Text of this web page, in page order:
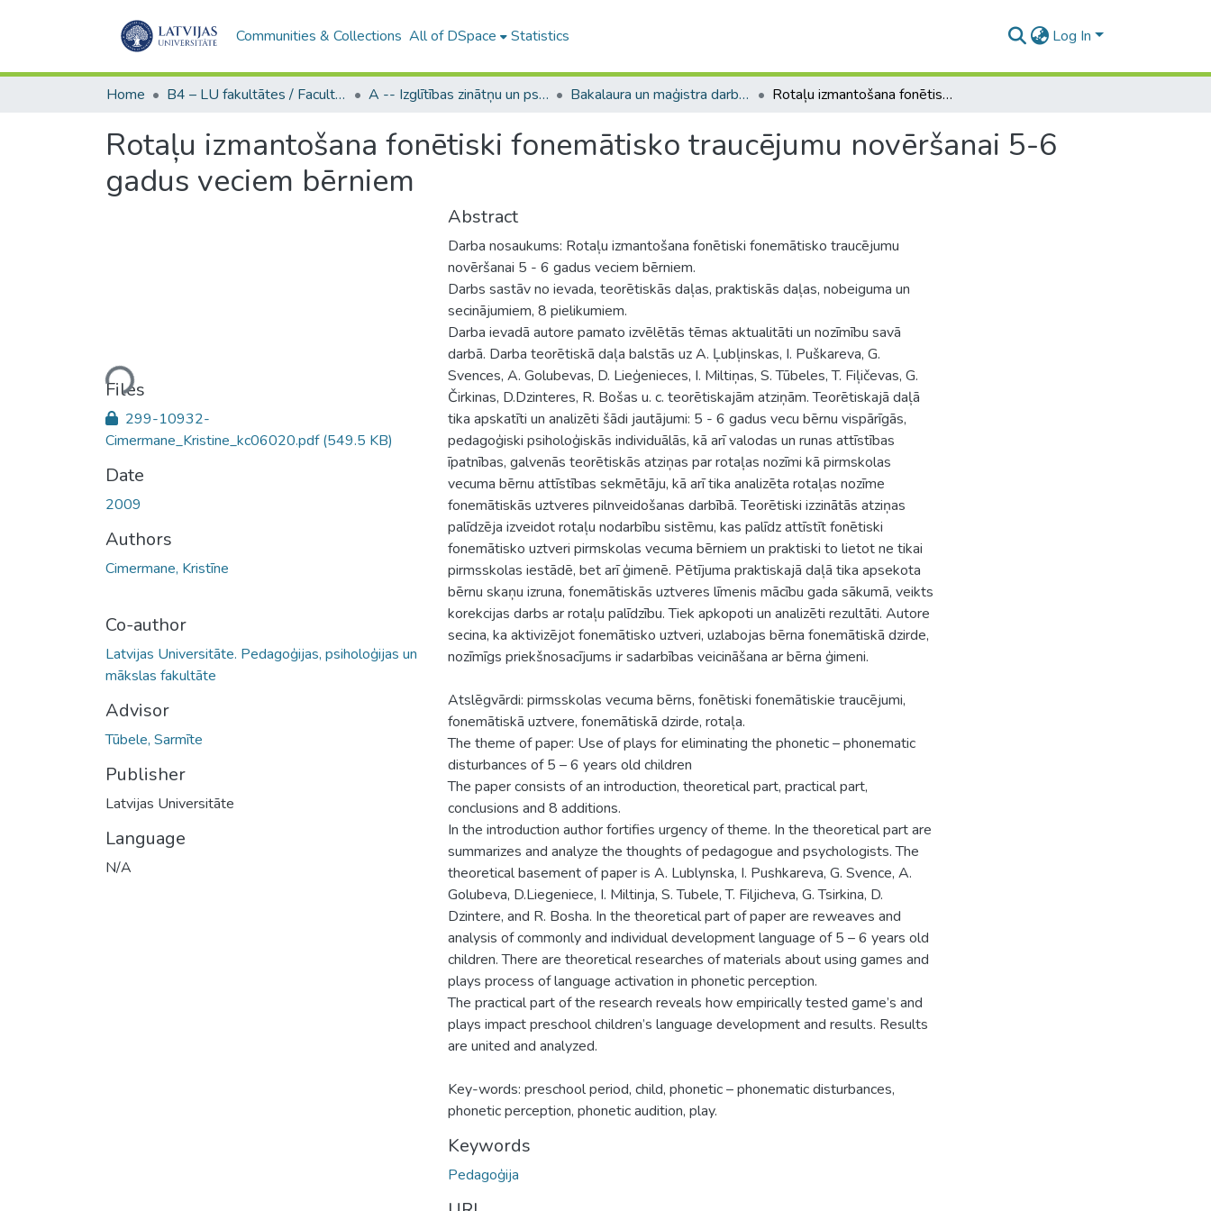
Communities & Collections All of DSpace Statistics Log In
Home B4 – LU fakultātes / Faculties of the UL A -- Izglītības zinātņu un psiholoģijas fakultāte / Faculty of Education Sciences and Psychology Bakalaura un maģistra darbi (PPMF) / Bachelor's and Master's theses Rotaļu izmantošana fonētiski fonemātisko traucējumu novēršanai 5-6 gadus veciem bērniem
Rotaļu izmantošana fonētiski fonemātisko traucējumu novēršanai 5-6
gadus veciem bērniem
Loading...
Files
299-10932-
Cimermane_Kristine_kc06020.pdf(549.5 KB)
Date
2009
Authors
Cimermane, Kristīne
Co-author
Latvijas Universitāte. Pedagoģijas, psiholoģijas un
mākslas fakultāte
Advisor
Tūbele, Sarmīte
Publisher
Latvijas Universitāte
Language
N/A
Abstract
Darba nosaukums: Rotaļu izmantošana fonētiski fonemātisko traucējumu
novēršanai 5 - 6 gadus veciem bērniem.
Darbs sastāv no ievada, teorētiskās daļas, praktiskās daļas, nobeiguma un
secinājumiem, 8 pielikumiem.
Darba ievadā autore pamato izvēlētās tēmas aktualitāti un nozīmību savā
darbā. Darba teorētiskā daļa balstās uz A. Ļubļinskas, I. Puškareva, G.
Svences, A. Golubevas, D. Lieģenieces, I. Miltiņas, S. Tūbeles, T. Fiļičevas, G.
Čirkinas, D.Dzinteres, R. Bošas u. c. teorētiskajām atziņām. Teorētiskajā daļā
tika apskatīti un analizēti šādi jautājumi: 5 - 6 gadus vecu bērnu vispārīgās,
pedagoģiski psiholoģiskās individuālās, kā arī valodas un runas attīstības
īpatnības, galvenās teorētiskās atziņas par rotaļas nozīmi kā pirmskolas
vecuma bērnu attīstības sekmētāju, kā arī tika analizēta rotaļas nozīme
fonemātiskās uztveres pilnveidošanas darbībā. Teorētiski izzinātās atziņas
palīdzēja izveidot rotaļu nodarbību sistēmu, kas palīdz attīstīt fonētiski
fonemātisko uztveri pirmskolas vecuma bērniem un praktiski to lietot ne tikai
pirmsskolas iestādē, bet arī ģimenē. Pētījuma praktiskajā daļā tika apsekota
bērnu skaņu izruna, fonemātiskās uztveres līmenis mācību gada sākumā, veikts
korekcijas darbs ar rotaļu palīdzību. Tiek apkopoti un analizēti rezultāti. Autore
secina, ka aktivizējot fonemātisko uztveri, uzlabojas bērna fonemātiskā dzirde,
nozīmīgs priekšnosacījums ir sadarbības veicināšana ar bērna ģimeni.
Atslēgvārdi: pirmsskolas vecuma bērns, fonētiski fonemātiskie traucējumi,
fonemātiskā uztvere, fonemātiskā dzirde, rotaļa.
The theme of paper: Use of plays for eliminating the phonetic – phonematic
disturbances of 5 – 6 years old children
The paper consists of an introduction, theoretical part, practical part,
conclusions and 8 additions.
In the introduction author fortifies urgency of theme. In the theoretical part are
summarizes and analyze the thoughts of pedagogue and psychologists. The
theoretical basement of paper is A. Lublynska, I. Pushkareva, G. Svence, A.
Golubeva, D.Liegeniece, I. Miltinja, S. Tubele, T. Filjicheva, G. Tsirkina, D.
Dzintere, and R. Bosha. In the theoretical part of paper are reweaves and
analysis of commonly and individual development language of 5 – 6 years old
children. There are theoretical researches of materials about using games and
plays process of language activation in phonetic perception.
The practical part of the research reveals how empirically tested game’s and
plays impact preschool children’s language development and results. Results
are united and analyzed.
Key-words: preschool period, child, phonetic – phonematic disturbances,
phonetic perception, phonetic audition, play.
Keywords
Pedagoģija